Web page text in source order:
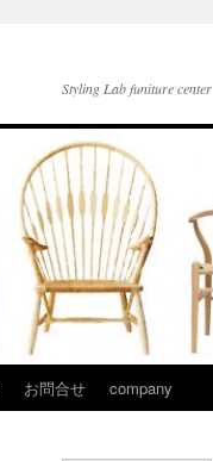
Styling Lab funiture center
お問合せ company